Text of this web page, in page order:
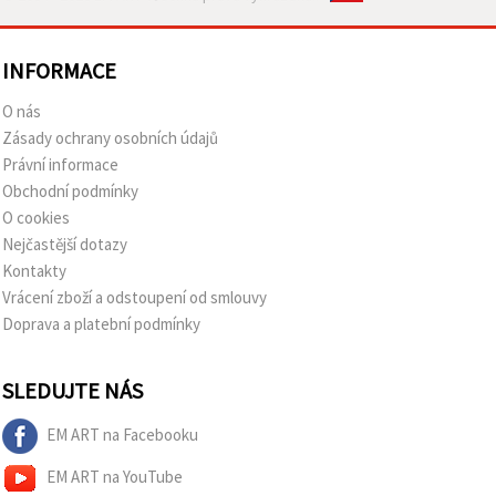
INFORMACE
O nás
Zásady ochrany osobních údajů
Právní informace
Obchodní podmínky
O cookies
Nejčastější dotazy
Kontakty
Vrácení zboží a odstoupení od smlouvy
Doprava a platební podmínky
SLEDUJTE NÁS
EM ART na Facebooku
EM ART na YouTube